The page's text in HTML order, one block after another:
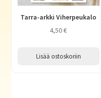
Tarra-arkki Viherpeukalo
4,50€
Lisää ostoskoriin